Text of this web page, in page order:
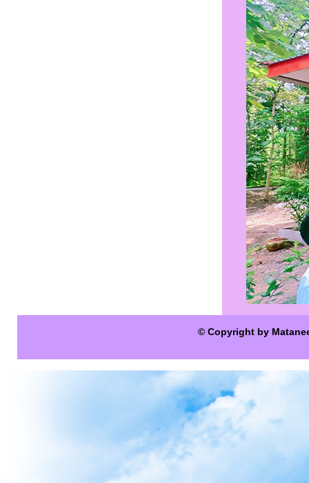
© Copyright by